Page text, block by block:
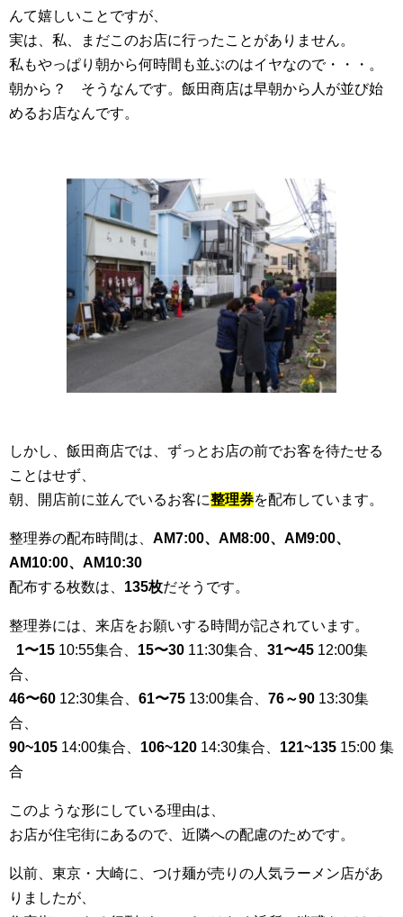
んて嬉しいことですが、
実は、私、まだこのお店に行ったことがありません。
私もやっぱり朝から何時間も並ぶのはイヤなので・・・。
朝から？ そうなんです。飯田商店は早朝から人が並び始
めるお店なんです。
しかし、飯田商店では、ずっとお店の前でお客を待たせる
ことはせず、
朝、開店前に並んでいるお客に整理券を配布しています。
整理券の配布時間は、 AM7:00、AM8:00、AM9:00、
AM10:00、AM10:30
配布する枚数は、 135枚だそうです。
整理券には、来店をお願いする時間が記されています。
1〜15 10:55集合、 15〜30 11:30集合、 31〜45 12:00集
合、
46〜60 12:30集合、 61〜75 13:00集合、 76～90 13:30集
合、
90~105 14:00集合、 106~120 14:30集合、 121~135 15:00 集
合
このような形にしている理由は、
お店が住宅街にあるので、近隣への配慮のためです。
以前、東京・大崎に、つけ麺が売りの人気ラーメン店があ
りましたが、